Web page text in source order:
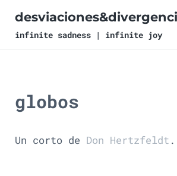
infinite sadness | infinite joy
globos
Un corto de Don Hertzfeldt .